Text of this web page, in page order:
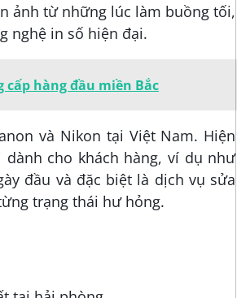
ảnh từ những lúc làm buồng tối,
nghệ in số hiện đại.
cấp hàng đầu miền Bắc
và Nikon tại Việt Nam. Hiện
cho khách hàng, ví dụ như
đầu và đặc biệt là dịch vụ sửa
trạng thái hư hỏng.